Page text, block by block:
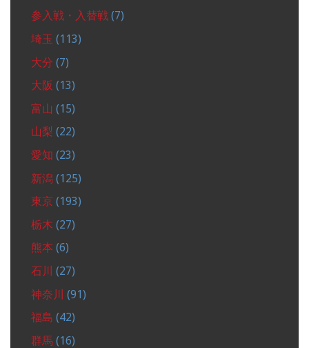
参入戦・入替戦 (7)
埼玉 (113)
大分 (7)
大阪 (13)
富山 (15)
山梨 (22)
愛知 (23)
新潟 (125)
東京 (193)
栃木 (27)
熊本 (6)
石川 (27)
神奈川 (91)
福島 (42)
群馬 (16)